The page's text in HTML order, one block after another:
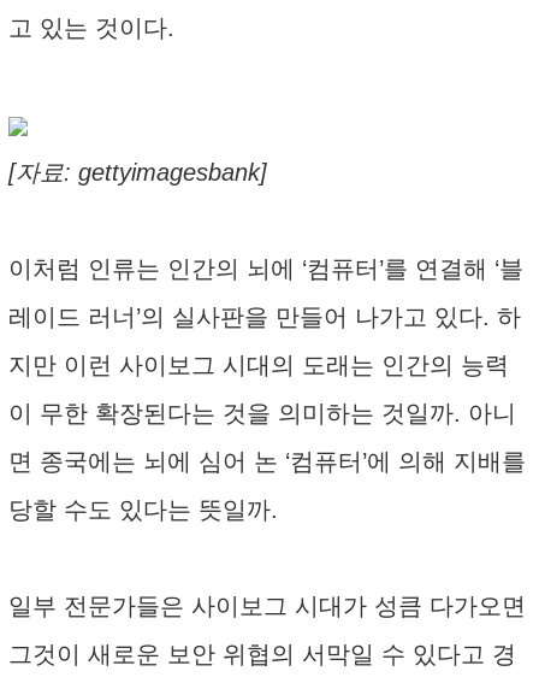
고 있는 것이다.
[자료: gettyimagesbank]
이처럼 인류는 인간의 뇌에 ‘컴퓨터’를 연결해 ‘블
레이드 러너’의 실사판을 만들어 나가고 있다. 하
지만 이런 사이보그 시대의 도래는 인간의 능력
이 무한 확장된다는 것을 의미하는 것일까. 아니
면 종국에는 뇌에 심어 논 ‘컴퓨터’에 의해 지배를
당할 수도 있다는 뜻일까.
일부 전문가들은 사이보그 시대가 성큼 다가오면
그것이 새로운 보안 위협의 서막일 수 있다고 경